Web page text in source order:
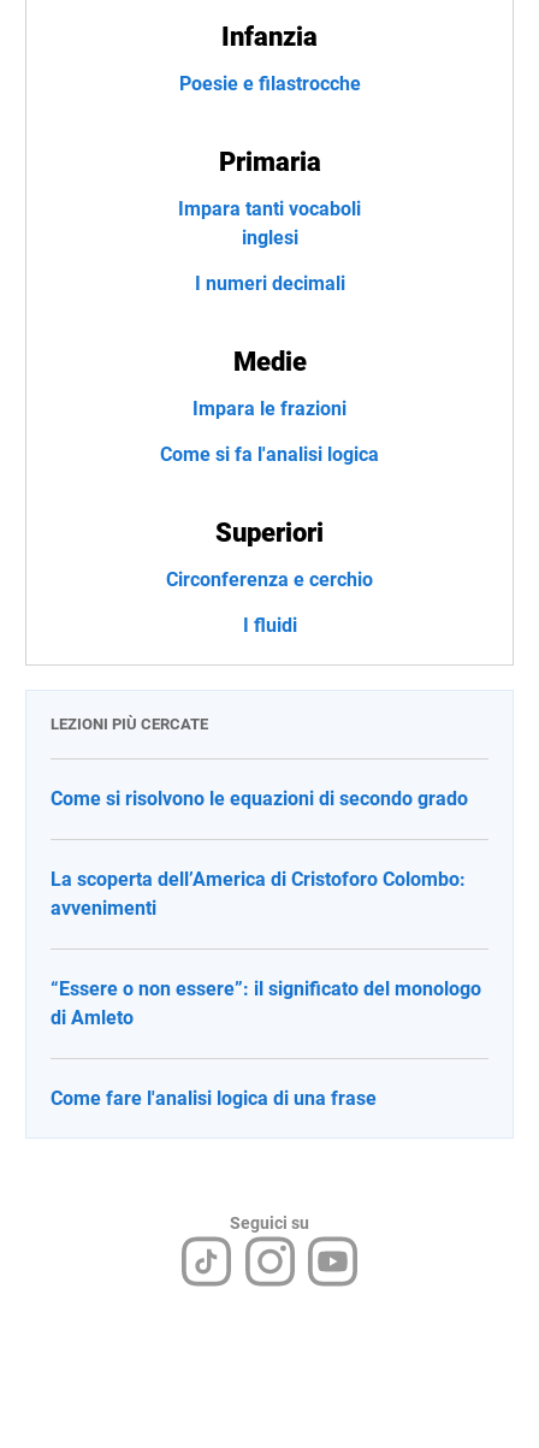
Infanzia
Poesie e filastrocche
Primaria
Impara tanti vocaboli
inglesi
I numeri decimali
Medie
Impara le frazioni
Come si fa l'analisi logica
Superiori
Circonferenza e cerchio
I fluidi
LEZIONI PIÙ CERCATE
Come si risolvono le equazioni di secondo grado
La scoperta dell’America di Cristoforo Colombo:
avvenimenti
“Essere o non essere”: il significato del monologo
di Amleto
Come fare l'analisi logica di una frase
Seguici su